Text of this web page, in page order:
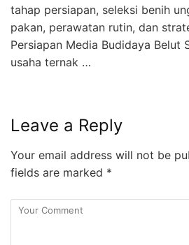
tahap persiapan, seleksi benih
pakan, perawatan rutin, dan
Persiapan Media Budidaya Belut
usaha ternak …
Leave a Reply
Your email address will not be
fields are marked *